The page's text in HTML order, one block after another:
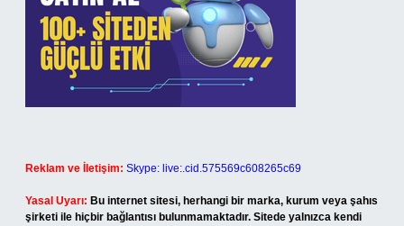
Reklam ve İletişim: Skype: live:.cid.575569c608265c69
Yasal Uyarı: Bu internet sitesi, herhangi bir marka, kurum veya şahıs
şirketi ile hiçbir bağlantısı bulunmamaktadır. Sitede yalnızca kendi